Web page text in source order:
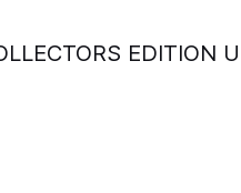
EDITION